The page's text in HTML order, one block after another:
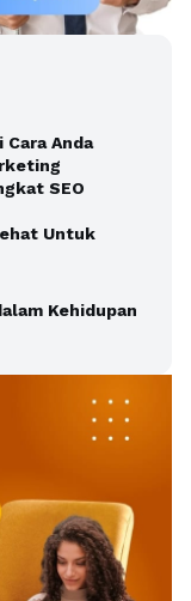
Anda
SEO
Untuk
Kehidupan